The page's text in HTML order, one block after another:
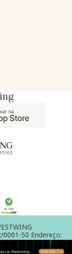
0001-50 Endereço:
Hamburguesa -